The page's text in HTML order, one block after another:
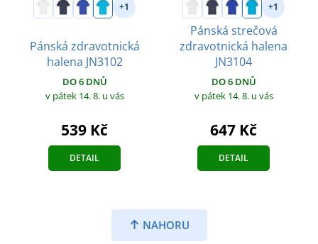
+1
Pánská zdravotnická
halena JN3102
DO 6 DNŮ
v pátek 14. 8. u vás
539 Kč
DETAIL
+1
Pánská strečová
zdravotnická halena
JN3104
DO 6 DNŮ
v pátek 14. 8. u vás
647 Kč
DETAIL
NAHORU